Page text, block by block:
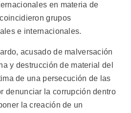
en materia de
grupos
e internacionales.
acusado de malversación
y destrucción de material del
de una persecución de las
denunciar la corrupción dentro
la creación de un